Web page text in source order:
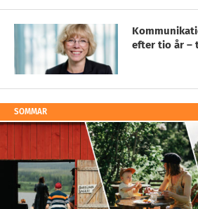
efter tio år –
SOMMAR